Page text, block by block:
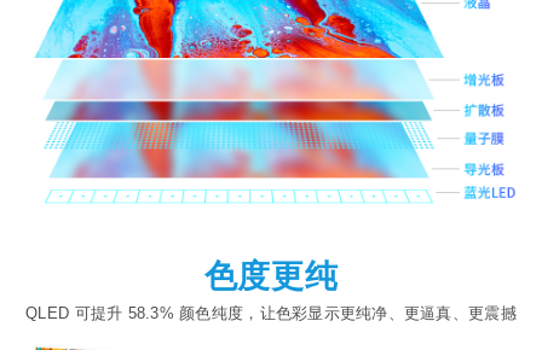
色度更纯
QLED 可提升 58.3% 颜色纯度，让色彩显示更纯净、更逼真、更震撼